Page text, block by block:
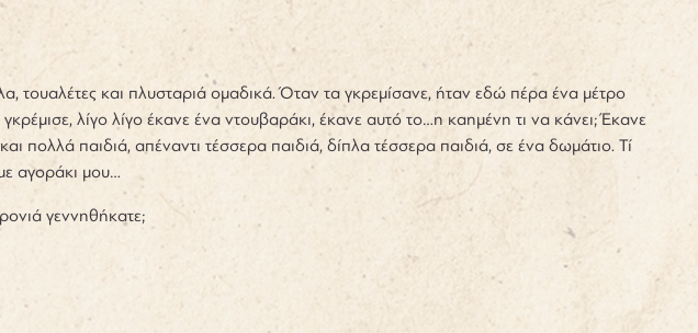
τουαλέτες και πλυσταριά ομαδικά. Όταν τα γκρεμίσανε, ήταν εδώ πέρα ένα μέτρο
λίγο λίγο έκανε ένα ντουβαράκι, έκανε αυτό το…η καημένη τι να κάνει; Έκανε
πολλά παιδιά, απέναντι τέσσερα παιδιά, δίπλα τέσσερα παιδιά, σε ένα δωμάτιο. Τί
αγοράκι μου…
γεννηθήκατε;